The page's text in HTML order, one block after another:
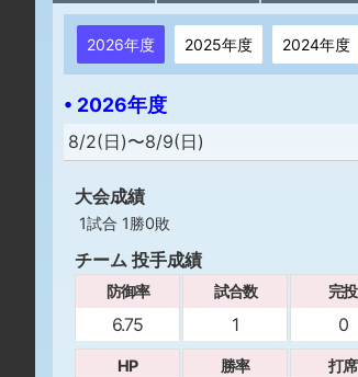
2026年度 2025年度 2024年度
• 2026年度
8/2(日)〜8/9(日)
大会成績
1試合 1勝0敗
チーム 投手成績
防御率
6.75
試合数
1
完投
0
HP 勝率 打席